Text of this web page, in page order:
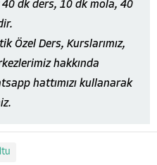
dk ders, 10 dk mola, 40
Özel Ders, Kurslarımız,
hakkında
hattımızı kullanarak